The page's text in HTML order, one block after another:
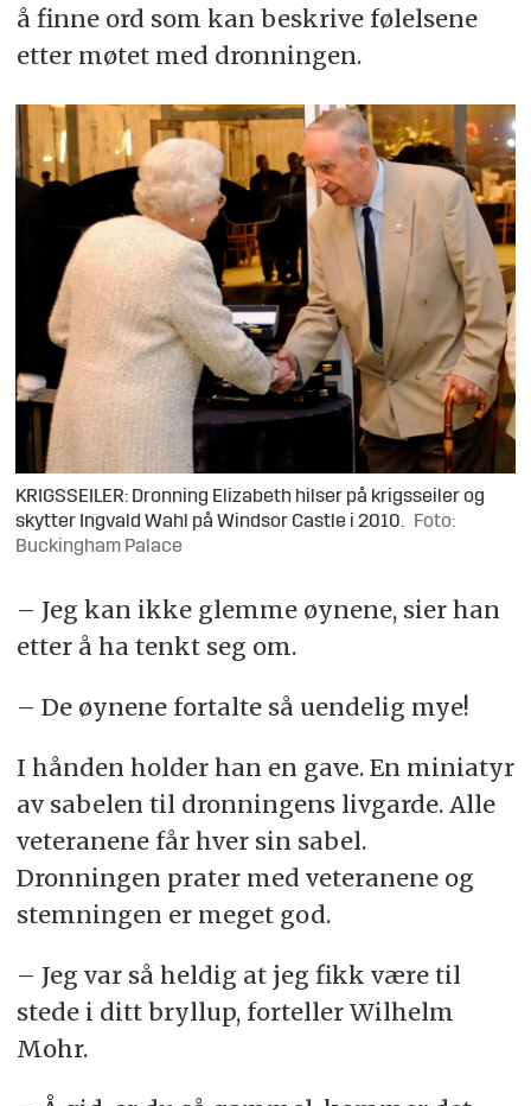
å finne ord som kan beskrive følelsene
etter møtet med dronningen.
KRIGSSEILER: Dronning Elizabeth hilser på krigsseiler og
skytter Ingvald Wahl på Windsor Castle i 2010.
Foto:
Buckingham Palace
– Jeg kan ikke glemme øynene, sier han
etter å ha tenkt seg om.
– De øynene fortalte så uendelig mye!
I hånden holder han en gave. En miniatyr
av sabelen til dronningens livgarde. Alle
veteranene får hver sin sabel.
Dronningen prater med veteranene og
stemningen er meget god.
– Jeg var så heldig at jeg fikk være til
stede i ditt bryllup, forteller Wilhelm
Mohr.